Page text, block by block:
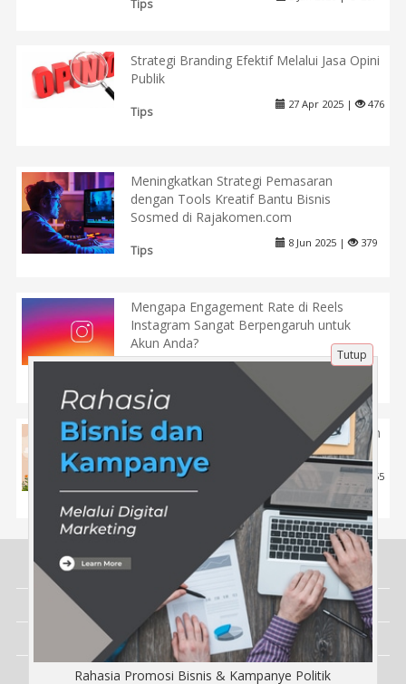
Tips
Strategi Branding Efektif Melalui Jasa Opini
Publik
Tips
27 Apr 2025 | 476
Meningkatkan Strategi Pemasaran
dengan Tools Kreatif Bantu Bisnis
Sosmed di Rajakomen.com
Tips
8 Jun 2025 | 379
Mengapa Engagement Rate di Reels
Instagram Sangat Berpengaruh untuk
Akun Anda?
27 Maret 2025 | 1088
Kumpulan Ucapan Idul Fitri yang Indah dan
19 Maret 2025 | 555
Tentang Kami
Artikel
Disclaimer
Tutup
Rahasia Promosi Bisnis & Kampanye Politik